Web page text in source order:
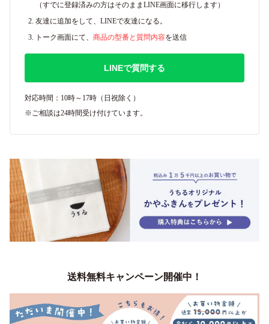
（すでに登録済みの方はそのままLINE画面に移行します）
友達に追加をして、LINEで友達になる。
トーク画面にて、 商品の型番と質問内容を送信
LINEで質問する
対応時間：10時～17時（日祝除く）
※ご相談は24時間受け付けています。
送料無料キャンペーン開催中！